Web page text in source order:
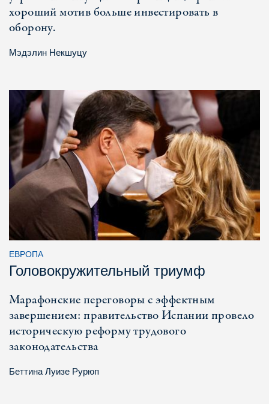
хороший мотив больше инвестировать в
оборону.
Мэдэлин Некшуцу
ЕВРОПА
Головокружительный триумф
Марафонские переговоры с эффектным
завершением: правительство Испании провело
историческую реформу трудового
законодательства
Беттина Луизе Рурюп